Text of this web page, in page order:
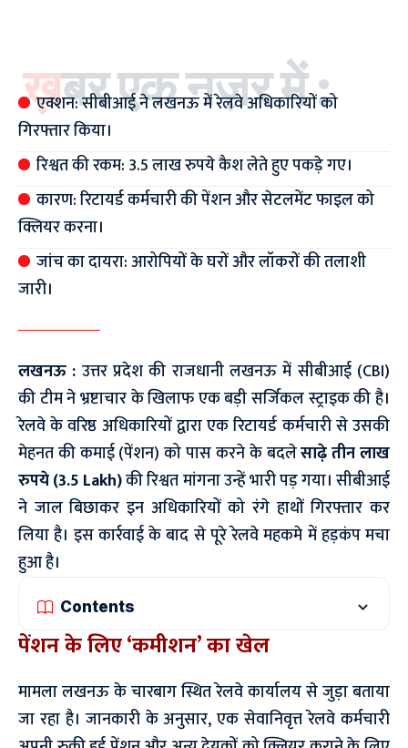
ख़बर एक नज़र में :
एक्शन: सीबीआई ने लखनऊ में रेलवे अधिकारियों को
गिरफ्तार किया।
रिश्वत की रकम: 3.5 लाख रुपये कैश लेते हुए पकड़े गए।
कारण: रिटायर्ड कर्मचारी की पेंशन और सेटलमेंट फाइल को
क्लियर करना।
जांच का दायरा: आरोपियों के घरों और लॉकरों की तलाशी
जारी।
लखनऊ : उत्तर प्रदेश की राजधानी लखनऊ में सीबीआई (CBI)
की टीम ने भ्रष्टाचार के खिलाफ एक बड़ी सर्जिकल स्ट्राइक की है।
रेलवे के वरिष्ठ अधिकारियों द्वारा एक रिटायर्ड कर्मचारी से उसकी
मेहनत की कमाई (पेंशन) को पास करने के बदलेसाढ़े तीन लाख
रुपये (3.5 Lakh)की रिश्वत मांगना उन्हें भारी पड़ गया। सीबीआई
ने जाल बिछाकर इन अधिकारियों को रंगे हाथों गिरफ्तार कर
लिया है। इस कार्रवाई के बाद से पूरे रेलवे महकमे में हड़कंप मचा
हुआ है।
Contents
पेंशन के लिए ‘कमीशन’ का खेल
मामला लखनऊ के चारबाग स्थित रेलवे कार्यालय से जुड़ा बताया
जा रहा है। जानकारी के अनुसार, एक सेवानिवृत्त रेलवे कर्मचारी